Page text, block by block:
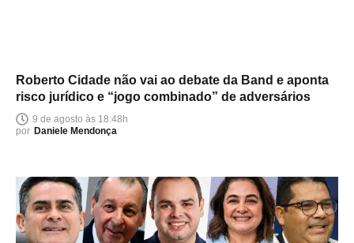
Roberto Cidade não vai ao debate da Band e aponta
risco jurídico e “jogo combinado” de adversários
9 de agosto às 18:48h
por Daniele Mendonça